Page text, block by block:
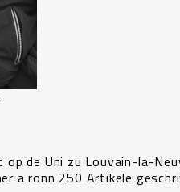
de Uni zu Louvain-la-
a ronn 250 Artikele